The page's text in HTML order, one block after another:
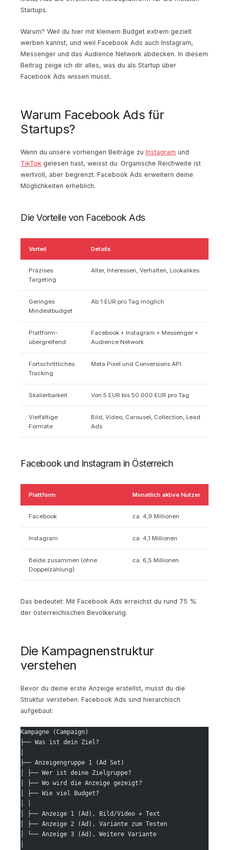
Startups.
Warum? Weil du hier mit kleinem Budget extrem gezielt
werben kannst, und weil Facebook Ads auch Instagram,
Messenger und das Audience Network abdecken. In diesem
Beitrag zeige ich dir alles, was du als Startup über
Facebook Ads wissen musst.
Warum Facebook Ads für
Startups?
Wenn du unsere vorherigen Beiträge zu Instagram und
TikTok gelesen hast, weisst du: Organische Reichweite ist
wertvoll, aber begrenzt. Facebook Ads erweitern deine
Möglichkeiten erheblich.
Die Vorteile von Facebook Ads
Vorteil Details
Präzises
Targeting
Alter, Interessen, Verhalten, Lookalikes
Geringes
Mindestbudget
Ab 1 EUR pro Tag möglich
Plattform-
übergreifend
Facebook + Instagram + Messenger +
Audience Network
Fortschrittliches
Tracking
Meta Pixel und Conversions API
Skalierbarkeit Von 5 EUR bis 50.000 EUR pro Tag
Vielfältige
Formate
Bild, Video, Carousel, Collection, Lead
Ads
Facebook und Instagram in Österreich
Plattform Monatlich aktive Nutzer
Facebook ca. 4,9 Millionen
Instagram ca. 4,1 Millionen
Beide zusammen (ohne
Doppelzählung)
ca. 6,5 Millionen
Das bedeutet: Mit Facebook Ads erreichst du rund 75 %
der österreichischen Bevölkerung.
Die Kampagnenstruktur
verstehen
Bevor du deine erste Anzeige erstellst, musst du die
Struktur verstehen. Facebook Ads sind hierarchisch
aufgebaut:
Kampagne (Campaign)
├── Was ist dein Ziel?
├── Anzeigengruppe 1 (Ad Set)
│ ├── Wer ist deine Zielgruppe?
│ ├── Wo wird die Anzeige gezeigt?
│ ├── Wie viel Budget?
│ ├── Anzeige 1 (Ad), Bild/Video + Text
│ ├── Anzeige 2 (Ad), Variante zum Testen
│ └── Anzeige 3 (Ad), Weitere Variante